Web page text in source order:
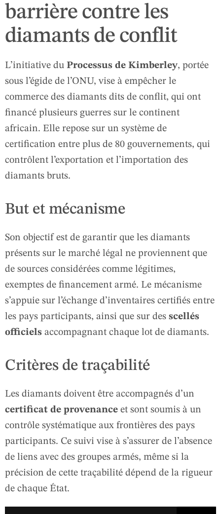
barrière contre les
diamants de conflit
L’initiative du Processus de Kimberley, portée
sous l’égide de l’ONU, vise à empêcher le
commerce des diamants dits de conflit, qui ont
financé plusieurs guerres sur le continent
africain. Elle repose sur un système de
certification entre plus de 80 gouvernements, qui
contrôlent l’exportation et l’importation des
diamants bruts.
But et mécanisme
Son objectif est de garantir que les diamants
présents sur le marché légal ne proviennent que
de sources considérées comme légitimes,
exemptes de financement armé. Le mécanisme
s’appuie sur l’échange d’inventaires certifiés entre
les pays participants, ainsi que sur des scellés
officiels accompagnant chaque lot de diamants.
Critères de traçabilité
Les diamants doivent être accompagnés d’un
certificat de provenance et sont soumis à un
contrôle systématique aux frontières des pays
participants. Ce suivi vise à s’assurer de l’absence
de liens avec des groupes armés, même si la
précision de cette traçabilité dépend de la rigueur
de chaque État.